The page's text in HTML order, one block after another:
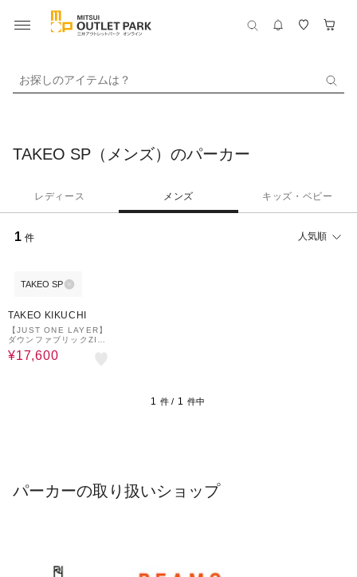
お探しのアイテムは？
TAKEO SP（メンズ）のパーカー
レディース メンズ キッズ・ベビー
1 件 人気順
TAKEO SP
TAKEO KIKUCHI
【JUST ONE LAYER】
ダウンファブリックZIP
パーカー
¥17,600
1 件 / 1 件中
パーカーの取り扱いショップ